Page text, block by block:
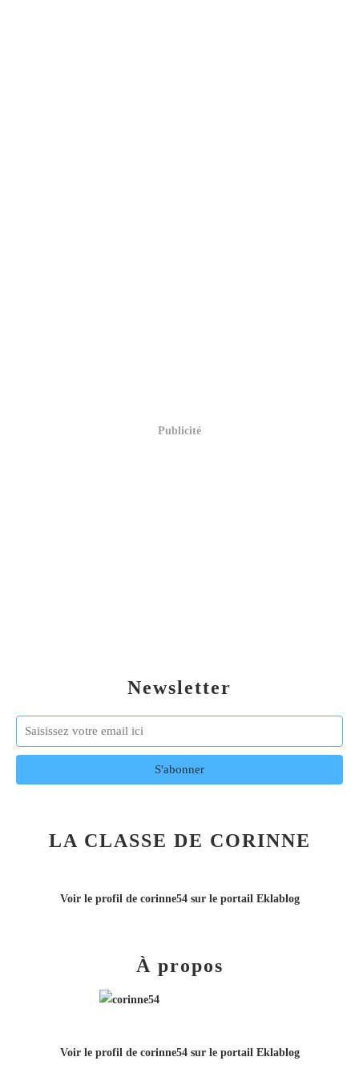
Newsletter
Publicité
LA CLASSE DE CORINNE
Voir le profil de corinne54sur le portail Eklablog
À propos
Voir le profil de corinne54sur le portail Eklablog